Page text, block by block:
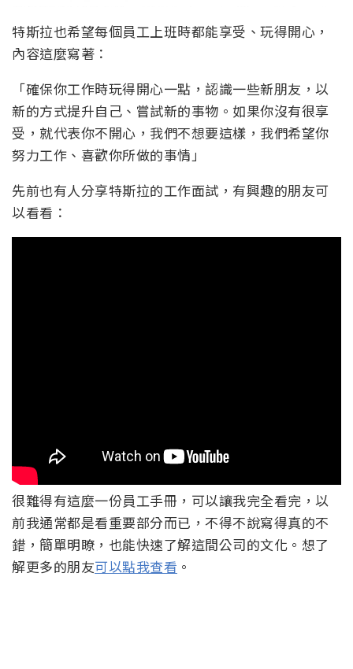
特斯拉也希望每個員工上班時都能享受、玩得開心，
內容這麼寫著：
「確保你工作時玩得開心一點，認識一些新朋友，以
新的方式提升自己、嘗試新的事物。如果你沒有很享
受，就代表你不開心，我們不想要這樣，我們希望你
努力工作、喜歡你所做的事情」
先前也有人分享特斯拉的工作面試，有興趣的朋友可
以看看：
很難得有這麼一份員工手冊，可以讓我完全看完，以
前我通常都是看重要部分而已，不得不說寫得真的不
錯，簡單明瞭，也能快速了解這間公司的文化。想了
解更多的朋友可以點我查看 。